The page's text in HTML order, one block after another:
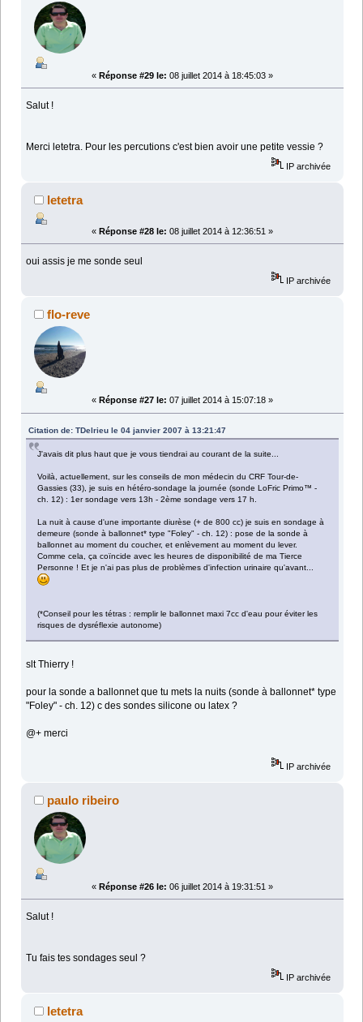
« Réponse #29 le: 08 juillet 2014 à 18:45:03 »
Salut !
Merci letetra. Pour les percutions c'est bien avoir une petite vessie ?
IP archivée
letetra
« Réponse #28 le: 08 juillet 2014 à 12:36:51 »
oui assis je me sonde seul
IP archivée
flo-reve
« Réponse #27 le: 07 juillet 2014 à 15:07:18 »
Citation de: TDelrieu le 04 janvier 2007 à 13:21:47
J'avais dit plus haut que je vous tiendrai au courant de la suite...
Voilà, actuellement, sur les conseils de mon médecin du CRF Tour-de-
Gassies (33), je suis en hétéro-sondage la journée (sonde LoFric Primo™ -
ch. 12) : 1er sondage vers 13h - 2ème sondage vers 17 h.
La nuit à cause d'une importante diurèse (+ de 800 cc) je suis en sondage à
demeure (sonde à ballonnet* type "Foley" - ch. 12) : pose de la sonde à
ballonnet au moment du coucher, et enlèvement au moment du lever.
Comme cela, ça coïncide avec les heures de disponibilité de ma Tierce
Personne ! Et je n'ai pas plus de problèmes d'infection urinaire qu'avant...
(*Conseil pour les tétras : remplir le ballonnet maxi 7cc d'eau pour éviter les
risques de dysréflexie autonome)
slt Thierry !
pour la sonde a ballonnet que tu mets la nuits (sonde à ballonnet* type
"Foley" - ch. 12) c des sondes silicone ou latex ?
@+ merci
IP archivée
paulo ribeiro
« Réponse #26 le: 06 juillet 2014 à 19:31:51 »
Salut !
Tu fais tes sondages seul ?
IP archivée
letetra